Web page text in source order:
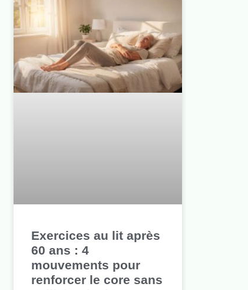
Exercices au lit après
60 ans : 4
mouvements pour
renforcer le core sans